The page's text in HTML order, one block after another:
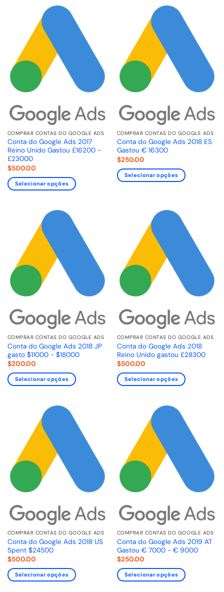
COMPRAR CONTAS DO GOOGLE ADS
Conta do Google Ads 2017
Reino Unido Gastou £16200 -
£23000
$500.00
Selecionar opções
COMPRAR CONTAS DO GOOGLE ADS
Conta do Google Ads 2018 ES
Gastou € 16300
$250.00
Selecionar opções
COMPRAR CONTAS DO GOOGLE ADS
Conta do Google Ads 2018 JP
gasto $11000 - $18000
$200.00
Selecionar opções
COMPRAR CONTAS DO GOOGLE ADS
Conta do Google Ads 2018
Reino Unido gastou £28300
$500.00
Selecionar opções
COMPRAR CONTAS DO GOOGLE ADS
Conta do Google Ads 2018 US
Spent $24500
$500.00
Selecionar opções
COMPRAR CONTAS DO GOOGLE ADS
Conta do Google Ads 2019 AT
Gastou € 7000 - € 9000
$250.00
Selecionar opções